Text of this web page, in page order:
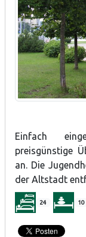
Einfach
preisgünstige
an. Die
der Altstadt
24 10